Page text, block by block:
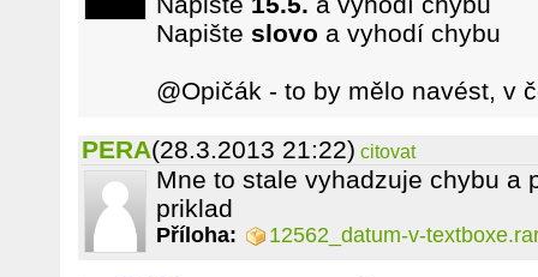
Napište slovo a vyhodí chybu
@Opičák - to by mělo navést, v
PERA(28.3.2013 21:22) citovat
Mne to stale vyhadzuje chybu a
priklad
Příloha: 12562_datum-v-